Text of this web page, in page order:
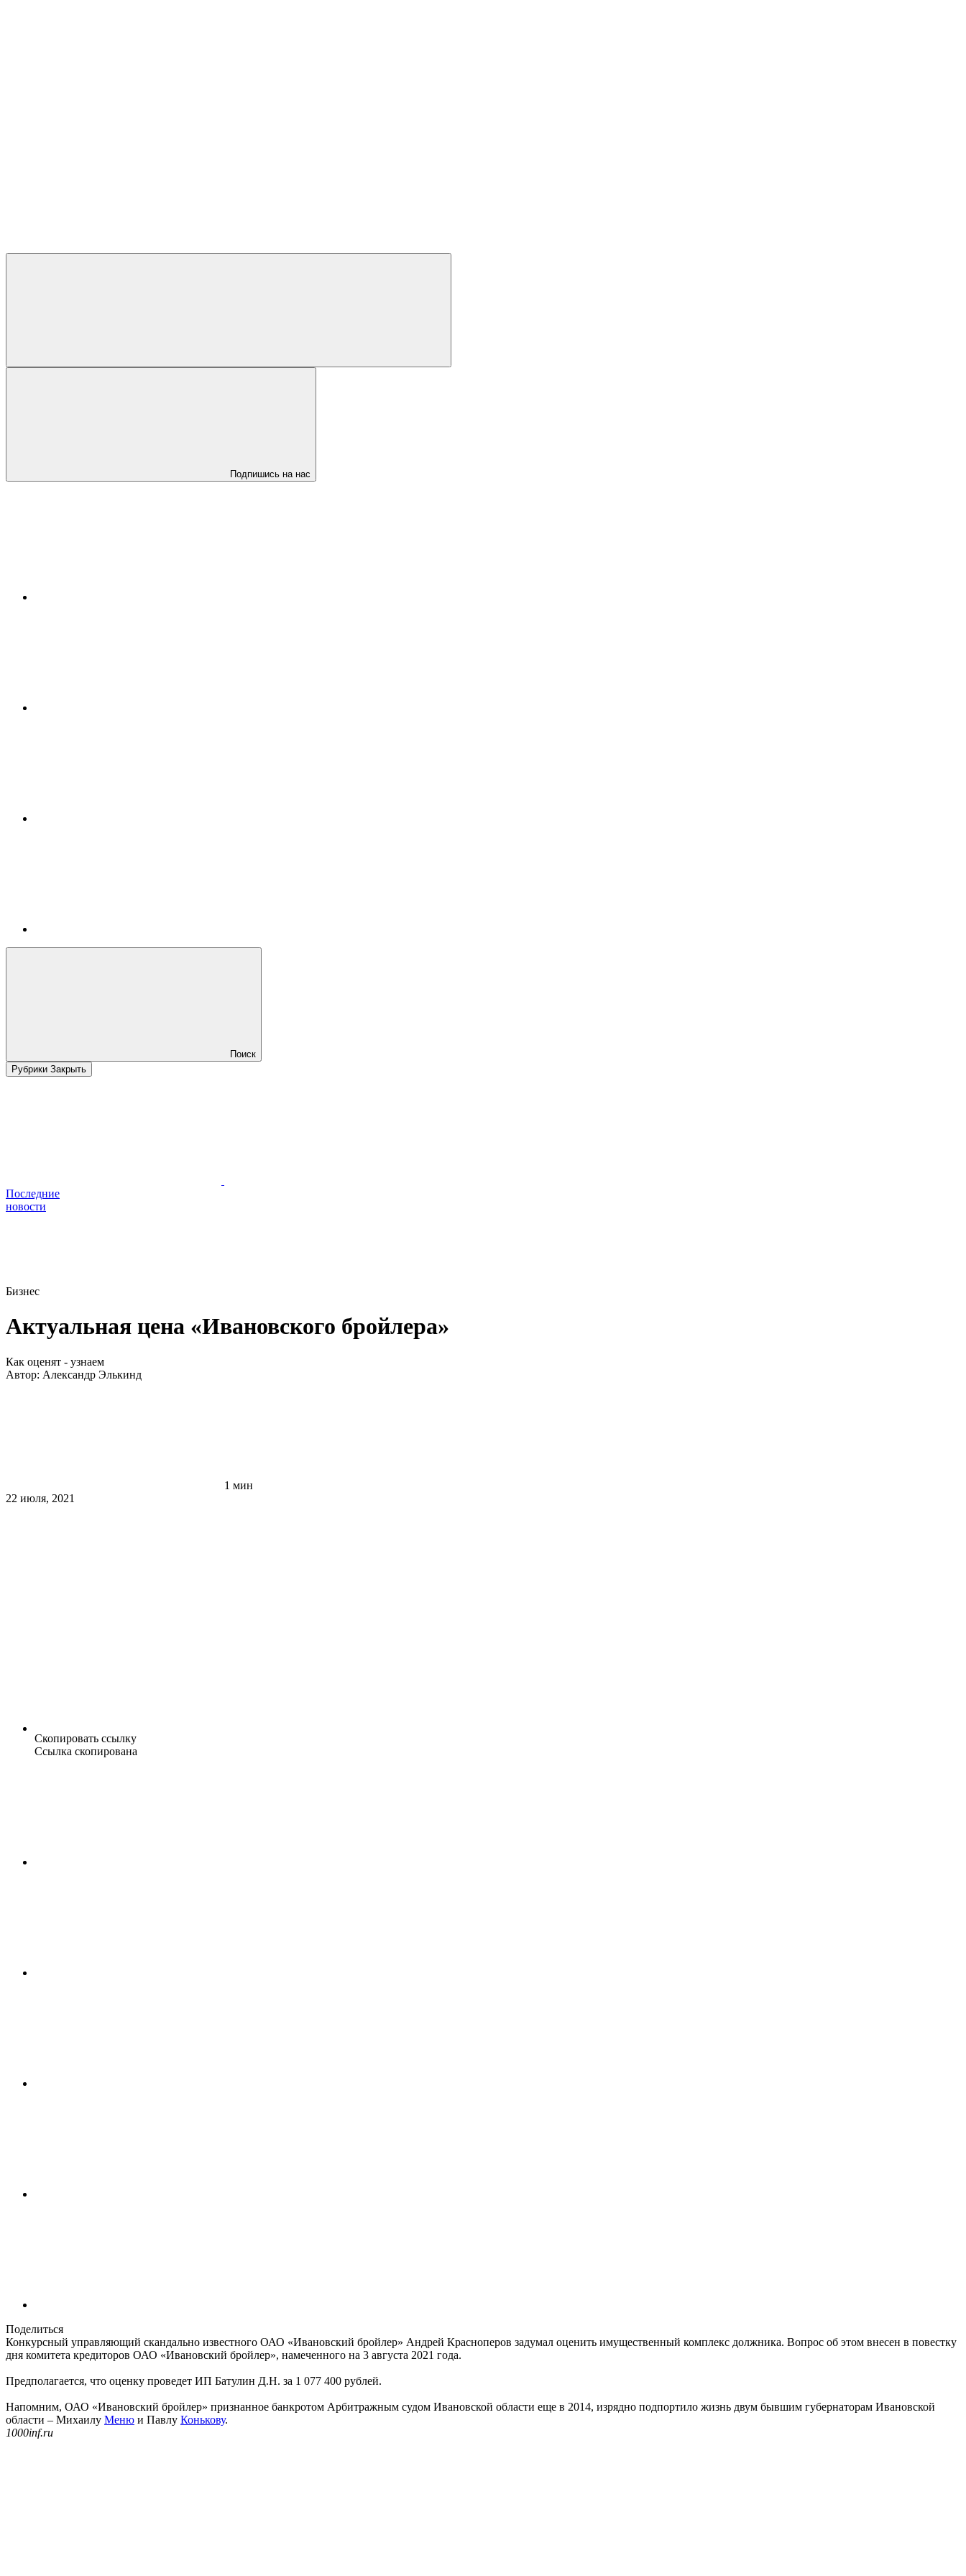
Подпишись на нас
Поиск
Рубрики Закрыть
Последние
новости
Бизнес
Актуальная цена «Ивановского бройлера»
Как оценят - узнаем
Автор: Александр Элькинд
1 мин
22 июля, 2021
Скопировать ссылку
Ссылка скопирована
Поделиться
Конкурсный управляющий скандально известного ОАО «Ивановский бройлер» Андрей Красноперов задумал оценить имущественный комплекс должника. Вопрос об этом внесен в повестку
дня комитета кредиторов ОАО «Ивановский бройлер», намеченного на 3 августа 2021 года.
Предполагается, что оценку проведет ИП Батулин Д.Н. за 1 077 400 рублей.
Напомним, ОАО «Ивановский бройлер» признанное банкротом Арбитражным судом Ивановской области еще в 2014, изрядно подпортило жизнь двум бывшим губернаторам Ивановской
области – Михаилу Меню и Павлу Конькову.
1000inf.ru